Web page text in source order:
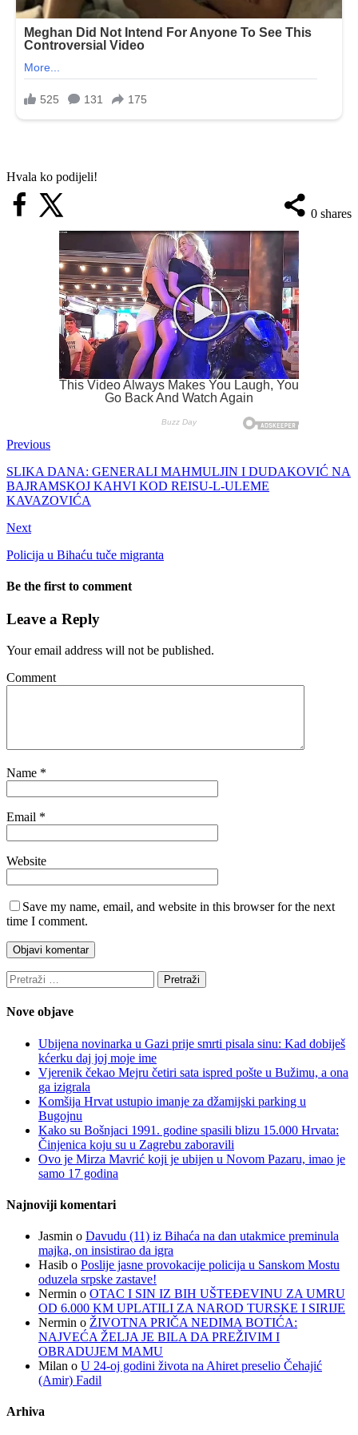
Hvala ko podijeli!
0 shares
Previous
SLIKA DANA: GENERALI MAHMULJIN I DUDAKOVIĆ NA
BAJRAMSKOJ KAHVI KOD REISU-L-ULEME
KAVAZOVIĆA
Next
Policija u Bihaću tuče migranta
Be the first to comment
Leave a Reply
Your email address will not be published.
Comment
Name *
Email *
Website
Save my name, email, and website in this browser for the next
time I comment.
Pretraži:
Nove objave
Ubijena novinarka u Gazi prije smrti pisala sinu: Kad dobiješ
kćerku daj joj moje ime
Vjerenik čekao Mejru četiri sata ispred pošte u Bužimu, a ona
ga izigrala
Komšija Hrvat ustupio imanje za džamijski parking u
Bugojnu
Kako su Bošnjaci 1991. godine spasili blizu 15.000 Hrvata:
Činjenica koju su u Zagrebu zaboravili
Ovo je Mirza Mavrić koji je ubijen u Novom Pazaru, imao je
samo 17 godina
Najnoviji komentari
Jasmin o Davudu (11) iz Bihaća na dan utakmice preminula
majka, on insistirao da igra
Hasib o Poslije jasne provokacije policija u Sanskom Mostu
oduzela srpske zastave!
Nermin o OTAC I SIN IZ BIH UŠTEĐEVINU ZA UMRU
OD 6.000 KM UPLATILI ZA NAROD TURSKE I SIRIJE
Nermin o ŽIVOTNA PRIČA NEDIMA BOTIĆA:
NAJVEĆA ŽELJA JE BILA DA PREŽIVIM I
OBRADUJEM MAMU
Milan o U 24-oj godini života na Ahiret preselio Čehajić
(Amir) Fadil
Arhiva